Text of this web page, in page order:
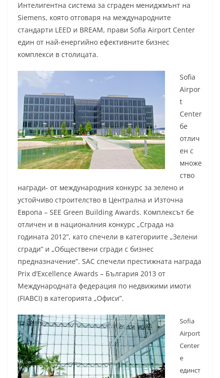
Интелигентна система за сграден мениджмънт на
Siemens, която отговаря на международните
стандарти LEED и BREAM, прави Sofia Airport Center
един от най-енергийно ефективните бизнес
комплекси в столицата.
Sofia
Airpor
t
Center
бе
отлич
ен с
множе
ство
награди- от международния конкурс за зелено и
устойчиво строителство в Централна и Източна
Европа – SEE Green Building Awards. Комплексът бе
отличен и в националния конкурс „Сграда на
годината 2012”, като спечели в категориите „Зелени
сгради” и „Обществени сгради с бизнес
предназначение”. SAC спечели престижната награда
Prix d’Excellence Awards – България 2013 от
Международната федерация по недвижими имоти
(FIABCI) в категорията „Офиси”.
Sofia
Airport
Center
е
единст